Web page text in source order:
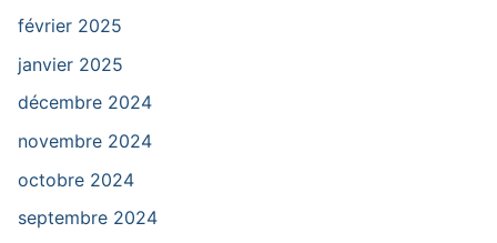
février 2025
janvier 2025
décembre 2024
novembre 2024
octobre 2024
septembre 2024